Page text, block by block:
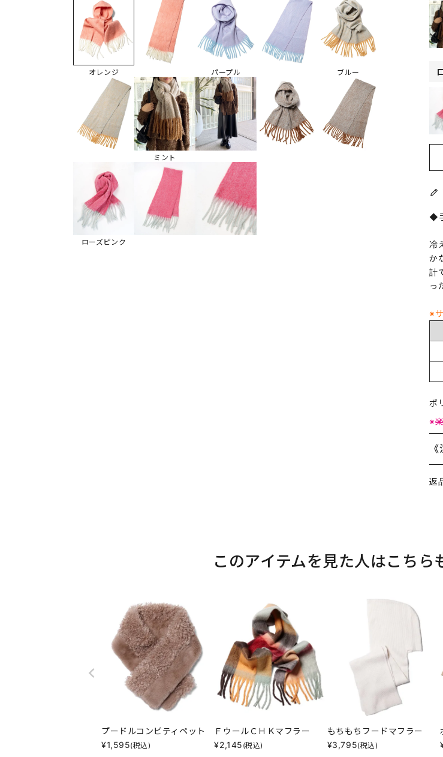
オレンジ パープル ブルー
ミント
ローズピンク
◆
冷
か
計
っ
※
ポ
※
返
このアイテムを見た人はこちら
プードルコンビティペット
¥1,595(税込)
ＦウールＣＨＫマフラー
¥2,145 (税込)
もちもちフードマフラー
¥3,795(税込)